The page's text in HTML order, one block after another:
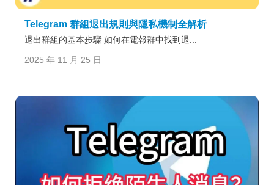
Telegram 群組退出規則與隱私機制全解析
退出群組的基本步驟 如何在電報群中找到退...
2025 年 11 月 25 日